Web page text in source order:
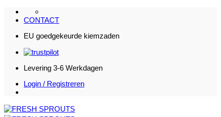
naar
CONTACT
EU goedgekeurde kiemzaden
Levering 3-6 Werkdagen
Login / Registreren